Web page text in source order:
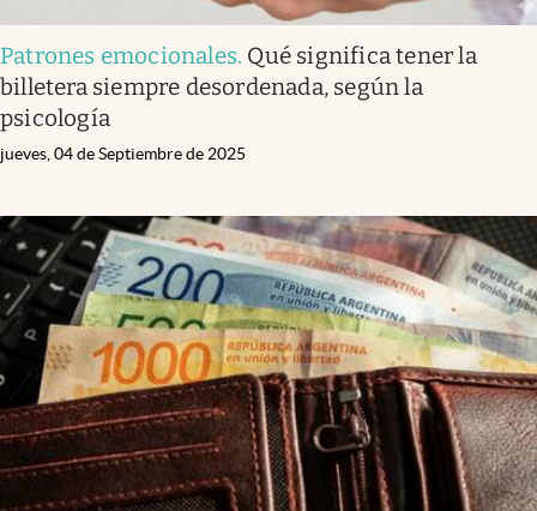
Patrones emocionales. Qué significa tener la
billetera siempre desordenada, según la
psicología
jueves, 04 de Septiembre de 2025